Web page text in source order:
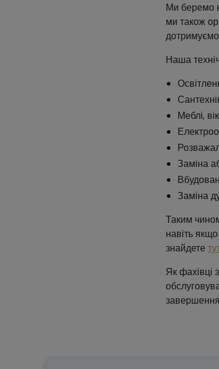
Ми беремо
ми також
Наша
Меблі,
Заміна
Заміна
Таким
навіть
знайдете
Як фахівці